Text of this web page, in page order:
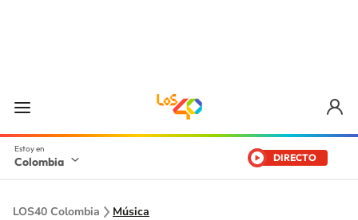
Colombia DIRECTO
LOS40 Colombia Música